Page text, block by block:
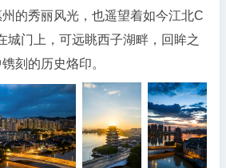
的秀丽风光，也遥望着如今江北C
城门上，可远眺西子湖畔，回眸之
刻的历史烙印。